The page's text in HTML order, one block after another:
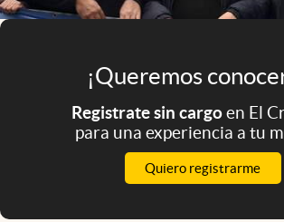
abre en nueva pestaña
¡Queremos
Registrate sin cargoen El
para una experiencia a tu
Quiero registrarme